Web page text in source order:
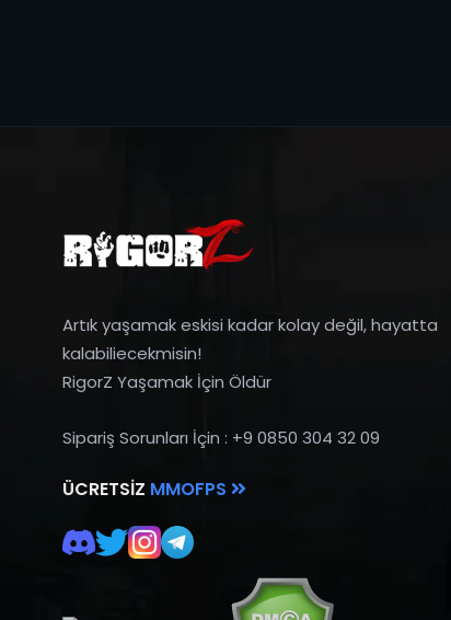
Artık yaşamak eskisi kadar kolay değil, hayatta
kalabiliecekmisin!
RigorZ Yaşamak İçin Öldür
Sipariş Sorunları İçin : +9 0850 304 32 09
ÜCRETSIZ MMOFPS